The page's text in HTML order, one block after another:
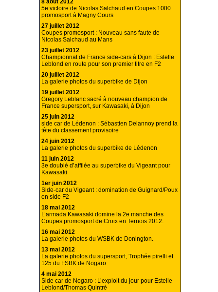
8 août 2012
5e victoire de Nicolas Salchaud en Coupes 1000
promosport à Magny Cours
27 juillet 2012
Coupes promosport : Nouveau sans faute de
Nicolas Salchaud au Mans
23 juillet 2012
Championnat de France side-cars à Dijon : Estelle
Leblond en route pour son premier titre en F2
20 juillet 2012
La galerie photos du superbike de Dijon
19 juillet 2012
Gregory Leblanc sacré à nouveau champion de
France supersport, sur Kawasaki, à Dijon
25 juin 2012
side car de Lédenon : Sébastien Delannoy prend la
tête du classement provisoire
24 juin 2012
La galerie photos du superbike de Lédenon
11 juin 2012
3e doublé d’affilée au superbike du Vigeant pour
Kawasaki
1er juin 2012
Side-car du Vigeant : domination de Guignard/Poux
en side F2
18 mai 2012
L’armada Kawasaki domine la 2e manche des
Coupes promosport de Croix en Ternois 2012.
16 mai 2012
La galerie photos du WSBK de Donington.
13 mai 2012
La galerie photos du supersport, Trophée pirelli et
125 du FSBK de Nogaro
4 mai 2012
Side car de Nogaro : L’exploit du jour pour Estelle
Leblond/Thomas Quintré